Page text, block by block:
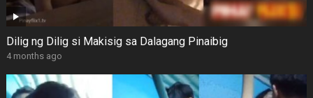
Dilig ng Dilig si Makisig sa Dalagang Pinaibig
4 months ago